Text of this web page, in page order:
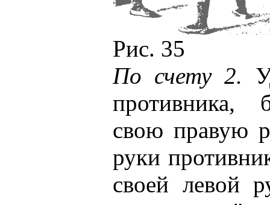
Рис. 35
По счету 2.
противника,
свою правую
руки
своей левой